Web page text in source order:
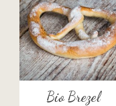
Bio Brezel